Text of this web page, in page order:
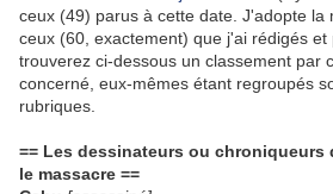
ceux (49) parus à cette date. J'adopte la
ceux (60, exactement) que j'ai rédigés et
trouverez ci-dessous un classement par
concerné, eux-mêmes étant regroupés
rubriques.
== Les dessinateurs ou
le massacre ==